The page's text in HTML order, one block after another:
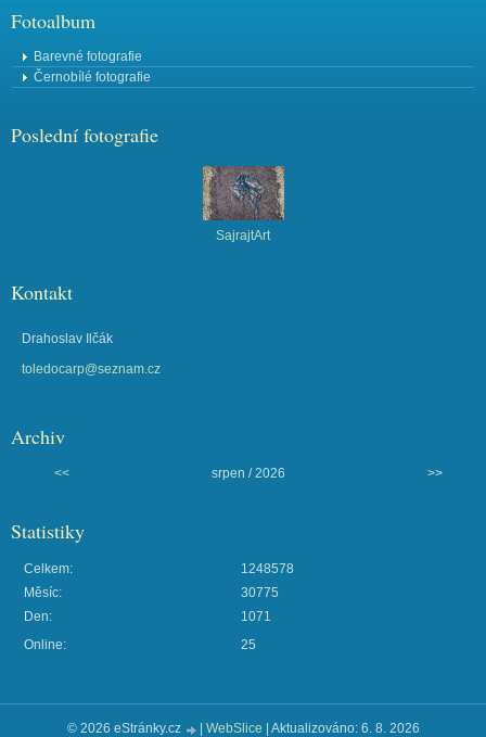
Fotoalbum
Barevné fotografie
Černobílé fotografie
Poslední fotografie
SajrajtArt
Kontakt
Drahoslav Ilčák
toledocarp@seznam.cz
Archiv
<< srpen / 2026 >>
Statistiky
Online: 25
Celkem:
1248578
Měsíc:
30775
Den:
1071
© 2026 eStránky.cz WebSlice Aktualizováno: 6. 8. 2026